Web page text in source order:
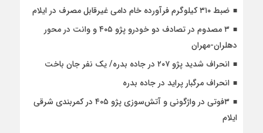
ضبط ۳۱۰ کیلوگرم فرآورده خام دامی غیرقابل مصرف در ایلام
۳ مصدوم در تصادف دو خودرو پژو ۴۰۵ و وانت در محور
دهلران-مهران
انحراف شدید پژو ۲۰۷ در جاده بدره/ یک نفر جان باخت
انحراف مرگبار پراید در جاده بدره
۳فوتی در واژگونی و آتش‌سوزی پژو ۴۰۵ در کمربندی شرقی
ایلام